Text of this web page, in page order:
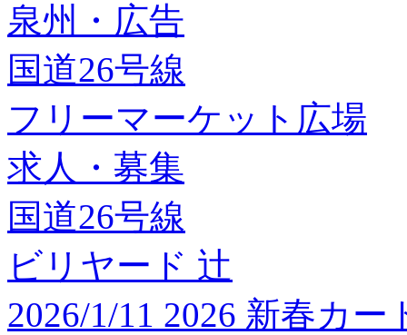
泉州・広告
国道26号線
フリーマーケット広場
求人・募集
国道26号線
ビリヤード 辻
2026/1/11 2026 新春カ